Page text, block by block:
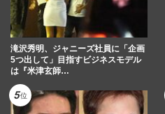
滝沢秀明、ジャニーズ社員に「企画
5つ出して」目指すビジネスモデル
は『米津玄師…